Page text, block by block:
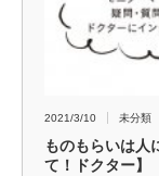
2021/3/10 未分類
ものもらいは人
て！ドクター】